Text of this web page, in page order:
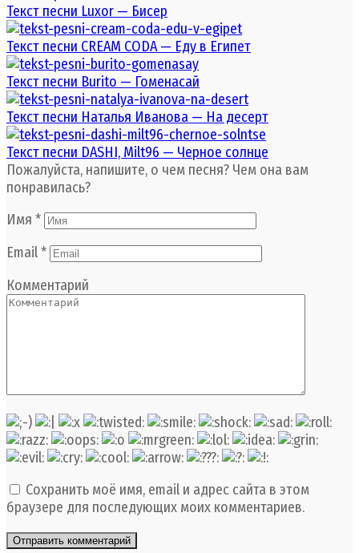
Текст песни Luxor — Бисер
Текст песни CREAM CODA — Еду в Египет
Текст песни Burito — Гоменасай
Текст песни Наталья Иванова — На десерт
Текст песни DASHI, Milt96 — Черное солнце
Пожалуйста, напишите, о чем песня? Чем она вам
понравилась?
Имя *
Email*
Комментарий
Сохранить моё имя, email и адрес сайта в этом
браузере для последующих моих комментариев.